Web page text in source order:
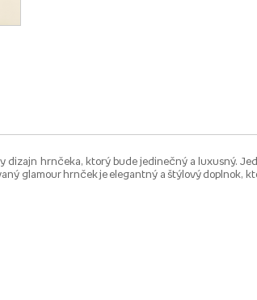
dizajn hrnčeka, ktorý bude jedinečný a luxusný.
glamour hrnček je elegantný a štýlový doplnok,